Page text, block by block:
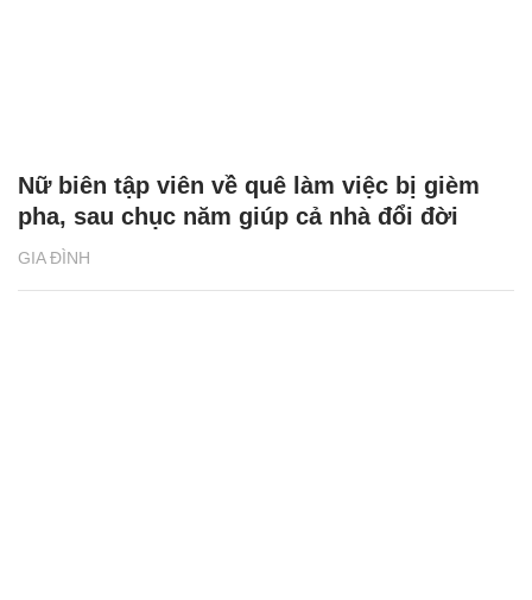
GIA ĐÌNH
Nữ biên tập viên về quê làm việc bị gièm
pha, sau chục năm giúp cả nhà đổi đời